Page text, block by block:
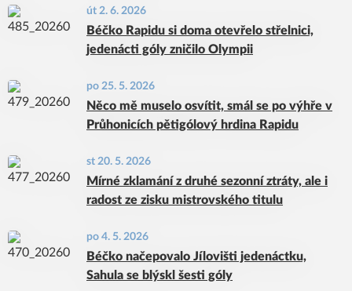
út 2. 6. 2026
Béčko Rapidu si doma otevřelo střelnici,
jedenácti góly zničilo Olympii
po 25. 5. 2026
Něco mě muselo osvítit, smál se po výhře v
Průhonicích pětigólový hrdina Rapidu
st 20. 5. 2026
Mírné zklamání z druhé sezonní ztráty, ale i
radost ze zisku mistrovského titulu
po 4. 5. 2026
Béčko načepovalo Jílovišti jedenáctku,
Sahula se blýskl šesti góly